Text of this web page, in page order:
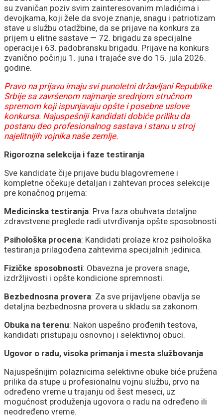
su zvaničan poziv svim zainteresovanim mladićima i
devojkama, koji žele da svoje znanje, snagu i patriotizam
stave u službu otadžbine, da se prijave na konkurs za
prijem u elitne sastave — 72. brigadu za specijalne
operacije i 63. padobransku brigadu. Prijave na konkurs
zvanično počinju 1. juna i trajaće sve do 15. jula 2026.
godine.
Pravo na prijavu imaju svi punoletni državljani Republike
Srbije sa završenom najmanje srednjom stručnom
spremom koji ispunjavaju opšte i posebne uslove
konkursa. Najuspešniji kandidati dobiće priliku da
postanu deo profesionalnog sastava i stanu u stroj
najelitnijih vojnika naše zemlje.
Rigorozna selekcija i faze testiranja
Sve kandidate čije prijave budu blagovremene i
kompletne očekuje detaljan i zahtevan proces selekcije
pre konačnog prijema:
Medicinska testiranja: Prva faza obuhvata detaljne
zdravstvene preglede radi utvrđivanja opšte sposobnosti.
Psihološka procena: Kandidati prolaze kroz psihološka
testiranja prilagođena zahtevima specijalnih jedinica.
Fizičke sposobnosti: Obavezna je provera snage,
izdržljivosti i opšte kondicione spremnosti.
Bezbednosna provera: Za sve prijavljene obavlja se
detaljna bezbednosna provera u skladu sa zakonom.
Obuka na terenu: Nakon uspešno prođenih testova,
kandidati pristupaju osnovnoj i selektivnoj obuci.
Ugovor o radu, visoka primanja i mesta službovanja
Najuspešnijim polaznicima selektivne obuke biće pružena
prilika da stupe u profesionalnu vojnu službu, prvo na
određeno vreme u trajanju od šest meseci, uz
mogućnost produženja ugovora o radu na određeno ili
neodređeno vreme.